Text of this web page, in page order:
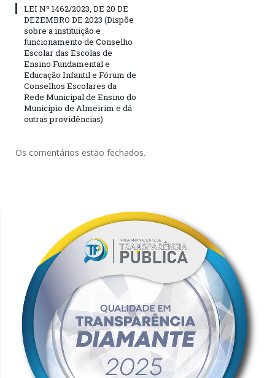
LEI Nº 1462/2023, DE 20 DE
DEZEMBRO DE 2023 (Dispõe
sobre a instituição e
funcionamento de Conselho
Escolar das Escolas de
Ensino Fundamental e
Educação Infantil e Fórum de
Conselhos Escolares da
Rede Municipal de Ensino do
Município de Almeirim e dá
outras providências)
Os comentários estão fechados.